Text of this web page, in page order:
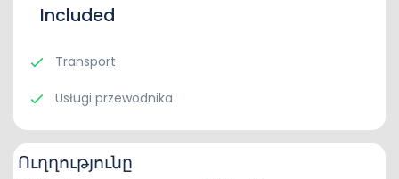
Included
Transport
Usługi przewodnika
Ուղղությունը